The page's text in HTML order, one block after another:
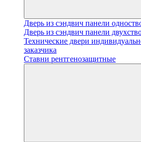
Дверь из сэндвич панели
Дверь из сэндвич панели
Технические двери
заказчика
Ставни рентгенозащитные